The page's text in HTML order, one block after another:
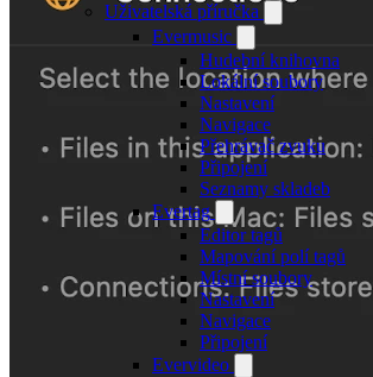
Uživatelská příručka
Evermusic
Hudební knihovna
Lokální soubory
Nastavení
Navigace
Přehrávač zvuku
Připojení
Seznamy skladeb
Evertag
Editor tagů
Mapování polí tagů
Místní soubory
Nastavení
Navigace
Připojení
Evervideo